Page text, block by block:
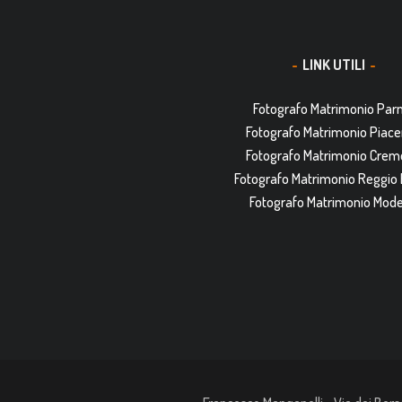
LINK UTILI
Fotografo Matrimonio
Fotografo Matrimonio
Fotografo Matrimonio
Fotografo Matrimonio Reggio
Fotografo Matrimonio